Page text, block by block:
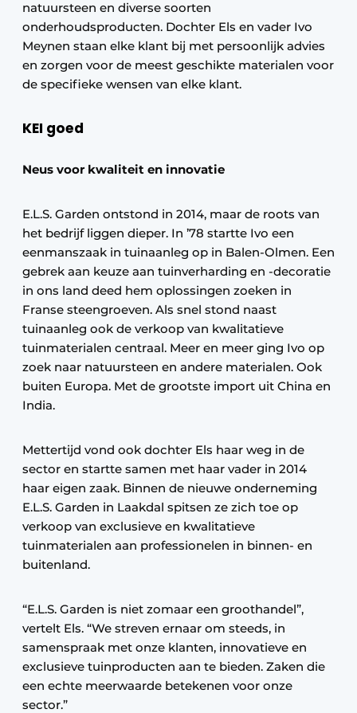
natuursteen en diverse soorten
onderhoudsproducten. Dochter Els en vader Ivo
Meynen staan elke klant bij met persoonlijk advies
en zorgen voor de meest geschikte materialen voor
de specifieke wensen van elke klant.
KEI goed
Neus voor kwaliteit en innovatie
E.L.S. Garden ontstond in 2014, maar de roots van
het bedrijf liggen dieper. In ’78 startte Ivo een
eenmanszaak in tuinaanleg op in Balen-Olmen. Een
gebrek aan keuze aan tuinverharding en -decoratie
in ons land deed hem oplossingen zoeken in
Franse steengroeven. Als snel stond naast
tuinaanleg ook de verkoop van kwalitatieve
tuinmaterialen centraal. Meer en meer ging Ivo op
zoek naar natuursteen en andere materialen. Ook
buiten Europa. Met de grootste import uit China en
India.
Mettertijd vond ook dochter Els haar weg in de
sector en startte samen met haar vader in 2014
haar eigen zaak. Binnen de nieuwe onderneming
E.L.S. Garden in Laakdal spitsen ze zich toe op
verkoop van exclusieve en kwalitatieve
tuinmaterialen aan professionelen in binnen- en
buitenland.
“E.L.S. Garden is niet zomaar een groothandel”,
vertelt Els. “We streven ernaar om steeds, in
samenspraak met onze klanten, innovatieve en
exclusieve tuinproducten aan te bieden. Zaken die
een echte meerwaarde betekenen voor onze
sector.”